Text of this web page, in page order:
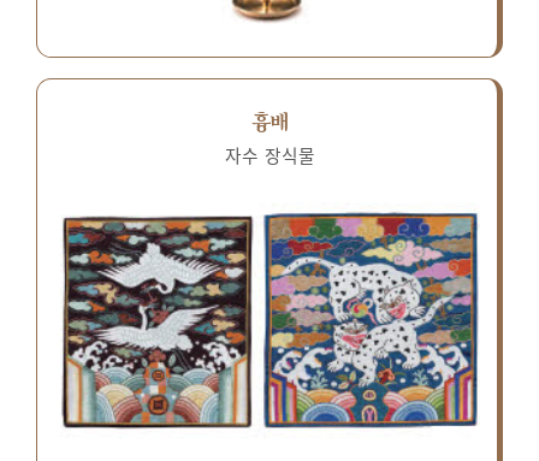
흉배
자수 장식물